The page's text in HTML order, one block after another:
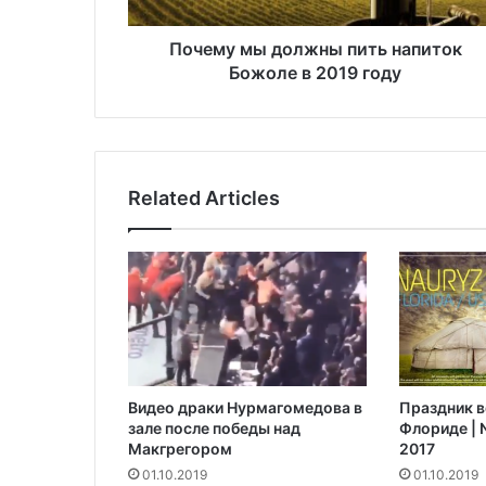
д
н
т
ь
н
а
п
и
т
Б
о
ж
о
Почему мы должны пить напиток
Божоле в 2019 году
Related Articles
Видео драки Нурмагомедова в
зале после победы над
Макгрегором‍
01.10.2019
Праздник
Флориде |
2017
01.10.2019